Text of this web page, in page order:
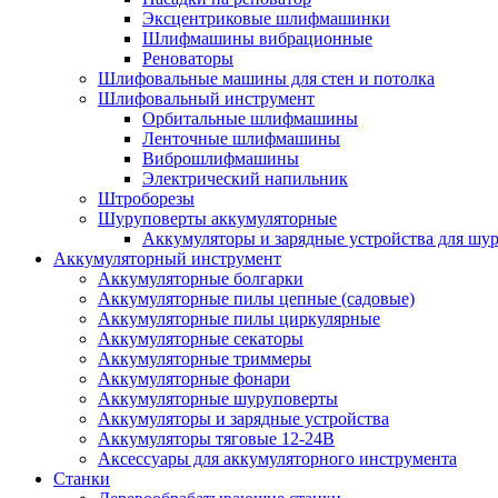
Эксцентриковые шлифмашинки
Шлифмашины вибрационные
Реноваторы
Шлифовальные машины для стен и потолка
Шлифовальный инструмент
Орбитальные шлифмашины
Ленточные шлифмашины
Виброшлифмашины
Электрический напильник
Штроборезы
Шуруповерты аккумуляторные
Аккумуляторы и зарядные устройства для
Аккумуляторный инструмент
Аккумуляторные болгарки
Аккумуляторные пилы цепные (садовые)
Аккумуляторные пилы циркулярные
Аккумуляторные секаторы
Аккумуляторные триммеры
Аккумуляторные фонари
Аккумуляторные шуруповерты
Аккумуляторы и зарядные устройства
Аккумуляторы тяговые 12-24В
Аксессуары для аккумуляторного инструмента
Станки